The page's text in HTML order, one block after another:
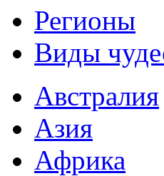
Регионы
Виды
Австралия
Азия
Африка